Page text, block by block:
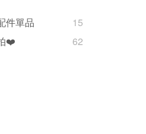
件單品
15
❤️
62